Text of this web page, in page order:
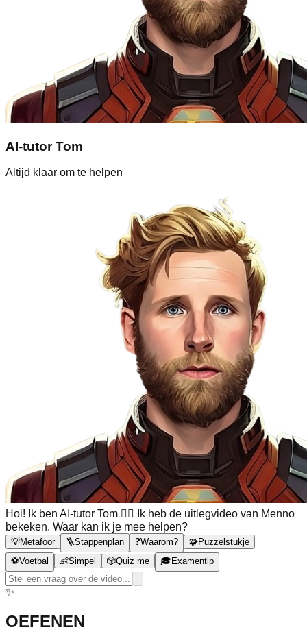
AI-tutor Tom
Altijd klaar om te helpen
Hoi! Ik ben AI-tutor Tom 🙋‍♂️ Ik heb de uitlegvideo van Menno
bekeken. Waar kan ik je mee helpen?
💡Metafoor 🪜Stappenplan ❓Waarom? 🧩Puzzelstukje
⚽Voetbal 👶Simpel 🎲Quiz me 🎓Examentip
✨
OEFENEN